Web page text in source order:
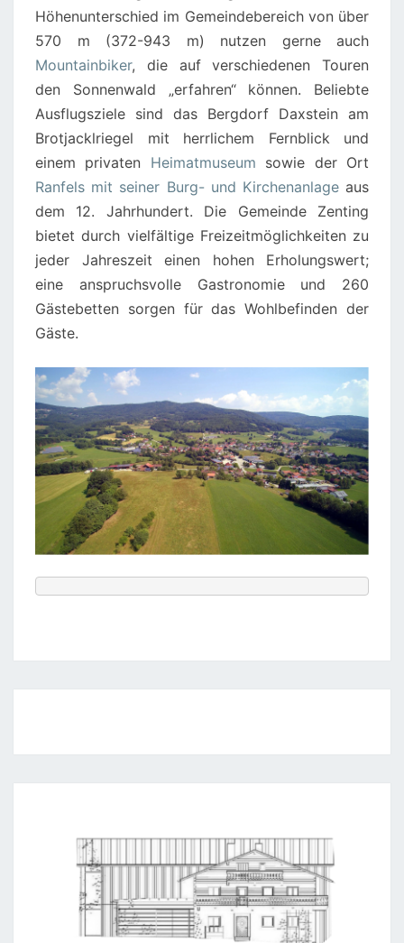
Höhenunterschied im Gemeindebereich von über
570 m (372-943 m) nutzen gerne auch
Mountainbiker, die auf verschiedenen Touren
den Sonnenwald „erfahren“ können. Beliebte
Ausflugsziele sind das Bergdorf Daxstein am
Brotjacklriegel mit herrlichem Fernblick und
einem privaten Heimatmuseum sowie der Ort
Ranfels mit seiner Burg- und Kirchenanlageaus
dem 12. Jahrhundert. Die Gemeinde Zenting
bietet durch vielfältige Freizeitmöglichkeiten zu
jeder Jahreszeit einen hohen Erholungswert;
eine anspruchsvolle Gastronomie und 260
Gästebetten sorgen für das Wohlbefinden der
Gäste.